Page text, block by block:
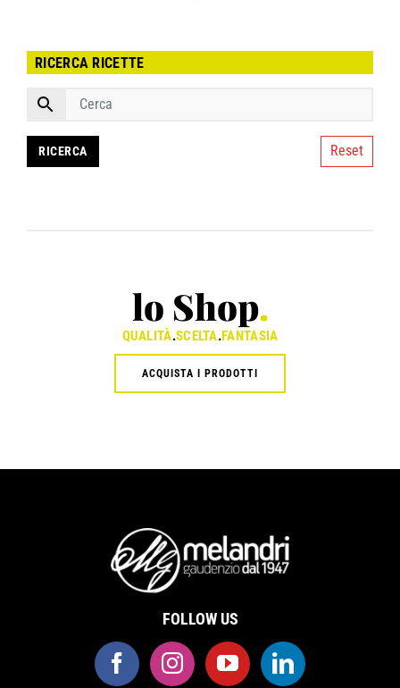
RICERCA RICETTE
Reset
lo Shop.
QUALITÀ.SCELTA.FANTASIA
ACQUISTA I PRODOTTI
FOLLOW US